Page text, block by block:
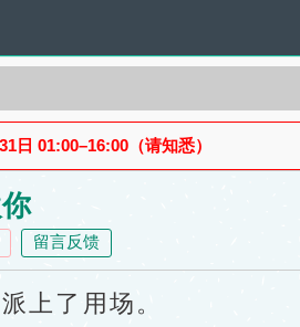
日 01:00–16:00（请知悉）
留言反馈
上了用场。